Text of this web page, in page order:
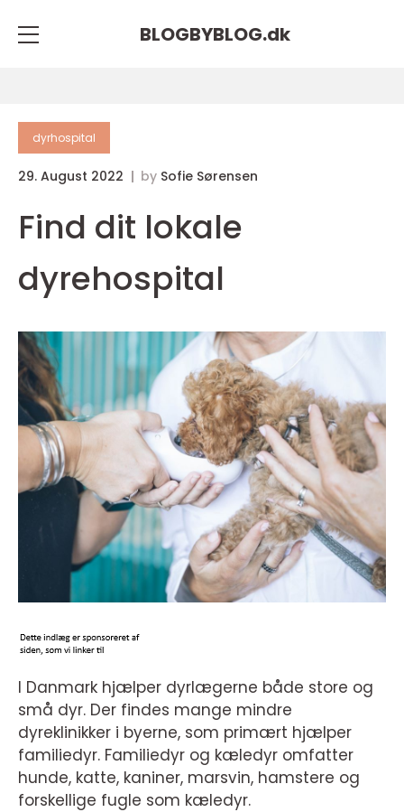
BLOGBYBLOG.dk
dyrhospital
29. August 2022 by Sofie Sørensen
Find dit lokale
dyrehospital
I Danmark hjælper dyrlægerne både store og
små dyr. Der findes mange mindre
dyreklinikker i byerne, som primært hjælper
familiedyr. Familiedyr og kæledyr omfatter
hunde, katte, kaniner, marsvin, hamstere og
forskellige fugle som kæledyr.